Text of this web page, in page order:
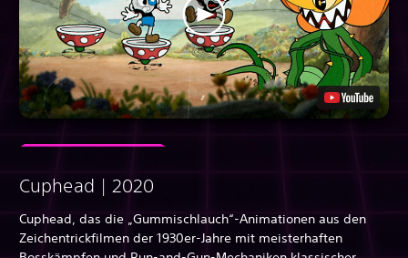
Cuphead | 2020
Cuphead, das die „Gummischlauch“-Animationen aus den
Zeichentrickfilmen der 1930er-Jahre mit meisterhaften